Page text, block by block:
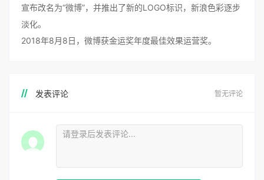
宣布改名为“微博”，并推出了新的LOGO标识，新浪色彩逐步
淡化。
2018年8月8日，微博获金运奖年度最佳效果运营奖。
发表评论 暂无评论